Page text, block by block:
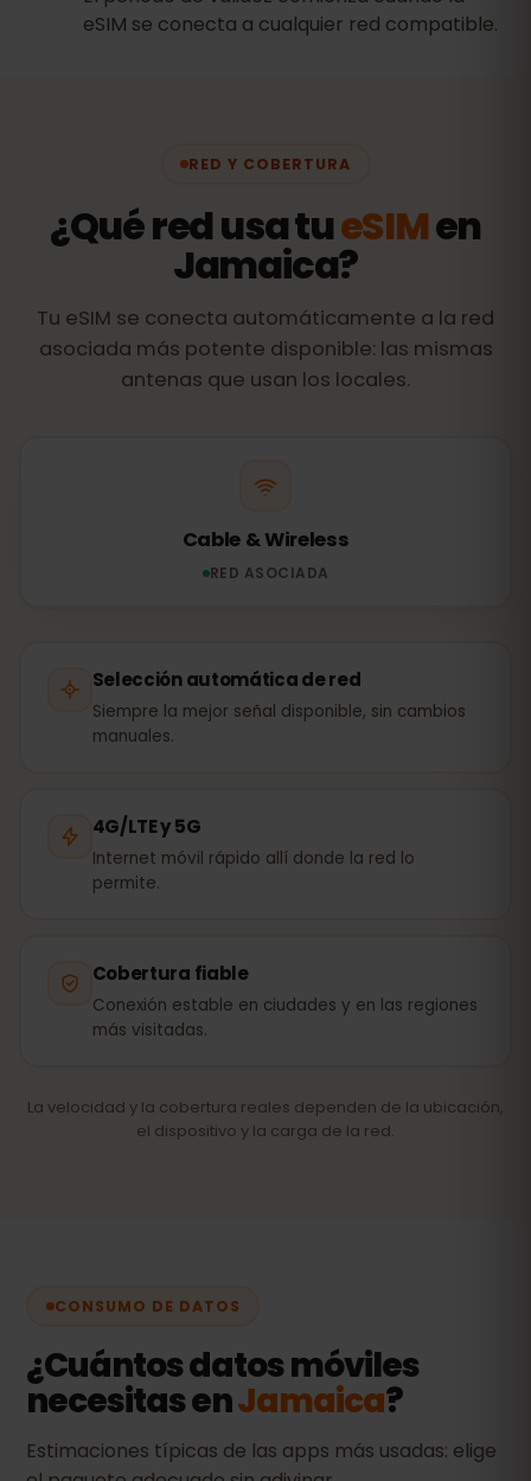
eSIM se conecta a cualquier red compatible.
RED Y COBERTURA
¿Qué red usa tueSIMen
Jamaica?
Tu eSIM se conecta automáticamente a la red
asociada más potente disponible: las mismas
antenas que usan los locales.
Cable & Wireless
RED ASOCIADA
Selección automática de red
Siempre la mejor señal disponible, sin cambios
manuales.
4G/LTE y 5G
Internet móvil rápido allí donde la red lo
permite.
Cobertura fiable
Conexión estable en ciudades y en las regiones
más visitadas.
La velocidad y la cobertura reales dependen de la ubicación,
el dispositivo y la carga de la red.
CONSUMO DE DATOS
¿Cuántos datos móviles
necesitas enJamaica?
Estimaciones típicas de las apps más usadas: elige